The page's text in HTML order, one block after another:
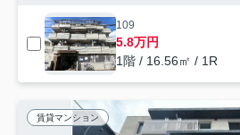
109
5.8万円
1階 / 16.56㎡ / 1R
賃貸マンション